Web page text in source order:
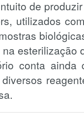
de
utilizados
esterilização
conta